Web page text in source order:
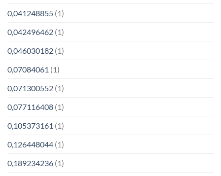
0,041248855 (1)
0,042496462 (1)
0,046030182 (1)
0,07084061 (1)
0,071300552 (1)
0,077116408 (1)
0,105373161 (1)
0,126448044 (1)
0,189234236 (1)